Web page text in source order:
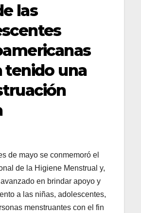
las
tenido una
de mayo se conmemoró el
de la Higiene Menstrual y,
en brindar apoyo y
a las niñas, adolescentes,
menstruantes con el fin